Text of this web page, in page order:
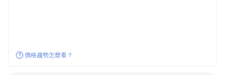
價格趨勢怎麼看？